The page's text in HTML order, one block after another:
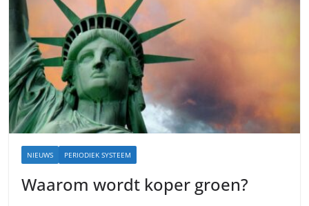
NIEUWS PERIODIEK SYSTEEM
Waarom wordt koper groen?